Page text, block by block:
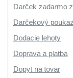
Darček zadarmo
Darčekový poukaz
Dodacie lehoty
Doprava a platba
Dopyt na tovar